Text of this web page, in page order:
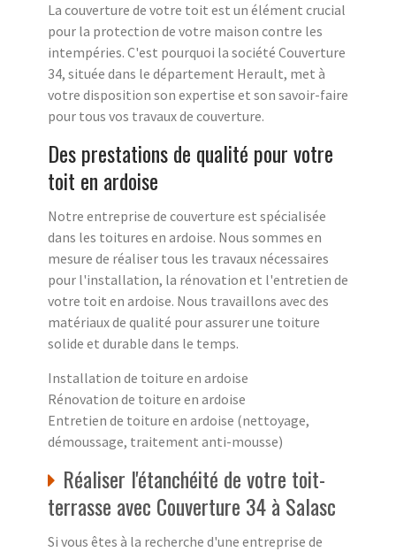
La couverture de votre toit est un élément crucial
pour la protection de votre maison contre les
intempéries. C'est pourquoi la société Couverture
34, située dans le département Herault, met à
votre disposition son expertise et son savoir-faire
pour tous vos travaux de couverture.
Des prestations de qualité pour votre
toit en ardoise
Notre entreprise de couverture est spécialisée
dans les toitures en ardoise. Nous sommes en
mesure de réaliser tous les travaux nécessaires
pour l'installation, la rénovation et l'entretien de
votre toit en ardoise. Nous travaillons avec des
matériaux de qualité pour assurer une toiture
solide et durable dans le temps.
Installation de toiture en ardoise
Rénovation de toiture en ardoise
Entretien de toiture en ardoise (nettoyage,
démoussage, traitement anti-mousse)
Réaliser l'étanchéité de votre toit-
terrasse avec Couverture 34 à Salasc
Si vous êtes à la recherche d'une entreprise de